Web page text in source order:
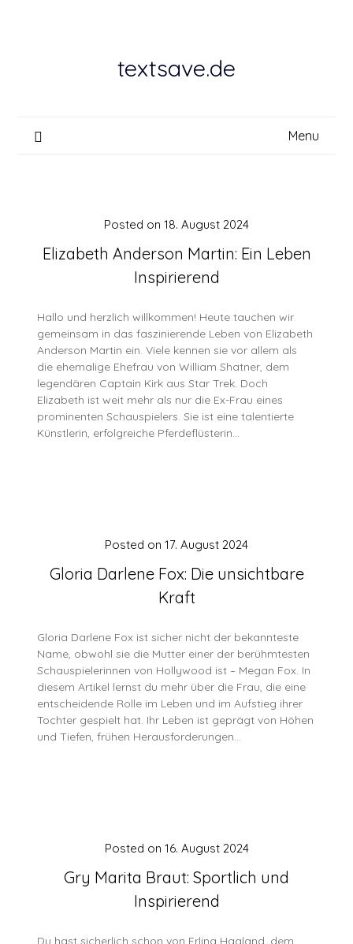
textsave.de
Menu
Elizabeth Anderson Martin: Ein Leben
Inspirierend
Posted on 18. August 2024
Hallo und herzlich willkommen! Heute tauchen wir
gemeinsam in das faszinierende Leben von Elizabeth
Anderson Martin ein. Viele kennen sie vor allem als
die ehemalige Ehefrau von William Shatner, dem
legendären Captain Kirk aus Star Trek. Doch
Elizabeth ist weit mehr als nur die Ex-Frau eines
prominenten Schauspielers. Sie ist eine talentierte
Künstlerin, erfolgreiche Pferdeflüsterin…
Gloria Darlene Fox: Die unsichtbare
Kraft
Posted on 17. August 2024
Gloria Darlene Fox ist sicher nicht der bekannteste
Name, obwohl sie die Mutter einer der berühmtesten
Schauspielerinnen von Hollywood ist – Megan Fox. In
diesem Artikel lernst du mehr über die Frau, die eine
entscheidende Rolle im Leben und im Aufstieg ihrer
Tochter gespielt hat. Ihr Leben ist geprägt von Höhen
und Tiefen, frühen Herausforderungen…
Gry Marita Braut: Sportlich und
Inspirierend
Posted on 16. August 2024
Du hast sicherlich schon von Erling Haaland, dem